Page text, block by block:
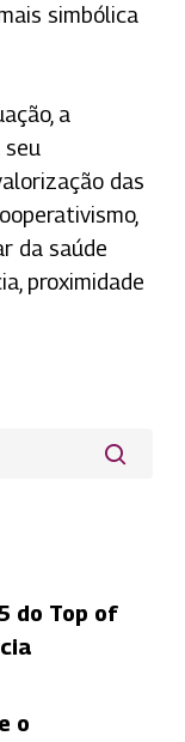
simbólica
a
seu
das
da saúde
proximidade
do Top of
o